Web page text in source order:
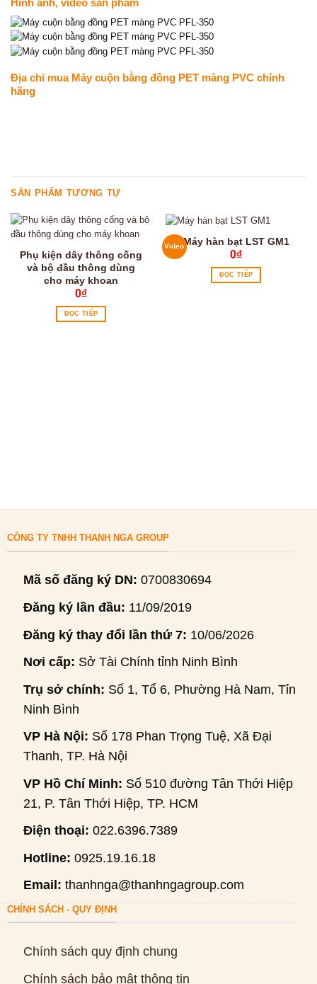
Hình ảnh, video sản phẩm
Địa chỉ mua Máy cuộn bằng đồng PET màng PVC chính
hãng
SẢN PHẨM TƯƠNG TỰ
Phụ kiện dây thông cống
và bộ đầu thông dùng
cho máy khoan
0₫
ĐỌC TIẾP
VideoMáy hàn bạt LST GM1
0₫
ĐỌC TIẾP
CÔNG TY TNHH THANH NGA GROUP
Mã số đăng ký DN: 0700830694
Đăng ký lần đầu: 11/09/2019
Đăng ký thay đổi lần thứ 7: 10/06/2026
Nơi cấp: Sở Tài Chính tỉnh Ninh Bình
Trụ sở chính: Số 1, Tổ 6, Phường Hà Nam, Tỉnh
Ninh Bình
VP Hà Nội: Số 178 Phan Trọng Tuệ, Xã Đại
Thanh, TP. Hà Nội
VP Hồ Chí Minh: Số 510 đường Tân Thới Hiệp
21, P. Tân Thới Hiệp, TP. HCM
Điện thoại: 022.6396.7389
Hotline: 0925.19.16.18
Email: thanhnga@thanhngagroup.com
CHÍNH SÁCH - QUY ĐỊNH
Chính sách quy định chung
Chính sách bảo mật thông tin